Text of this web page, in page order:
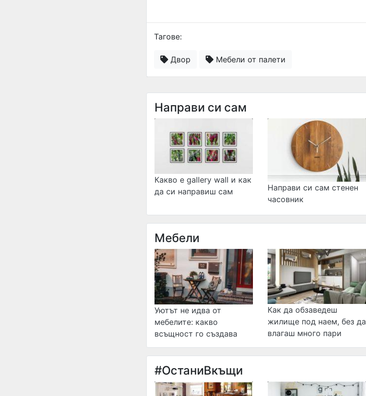
Тагове:
Двор Мебели от палети
Направи си сам
Какво е gallery wall и как
да си направиш сам
Направи си сам стенен
часовник
Мебели
Уютът не идва от
мебелите: какво
всъщност го създава
Как да обзаведеш
жилище под наем, без да
влагаш много пари
#ОстаниВкъщи